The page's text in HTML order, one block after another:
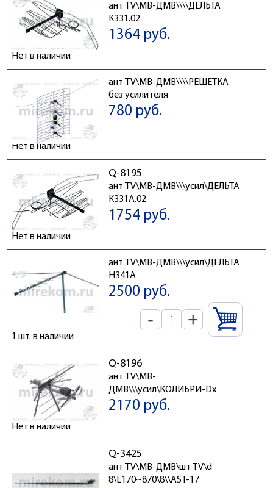
ант TV\МВ-ДМВ\\\\ДЕЛЬТА
К331.02
1364 руб.
Нет в наличии
ант TV\МВ-ДМВ\\\\РЕШЕТКА
без усилителя
780 руб.
Нет в наличии
Q-8195
ант TV\МВ-ДМВ\\\усил\ДЕЛЬТА
К331А.02
1754 руб.
Нет в наличии
ант TV\МВ-ДМВ\\\усил\ДЕЛЬТА
Н341А
2500 руб.
- +
1 шт. в наличии
Q-8196
ант TV\МВ-
ДМВ\\\усил\КОЛИБРИ-Dx
2170 руб.
Нет в наличии
Q-3425
ант TV\МВ-ДМВ\шт TV\d
8\L170~870\8\\AST-17